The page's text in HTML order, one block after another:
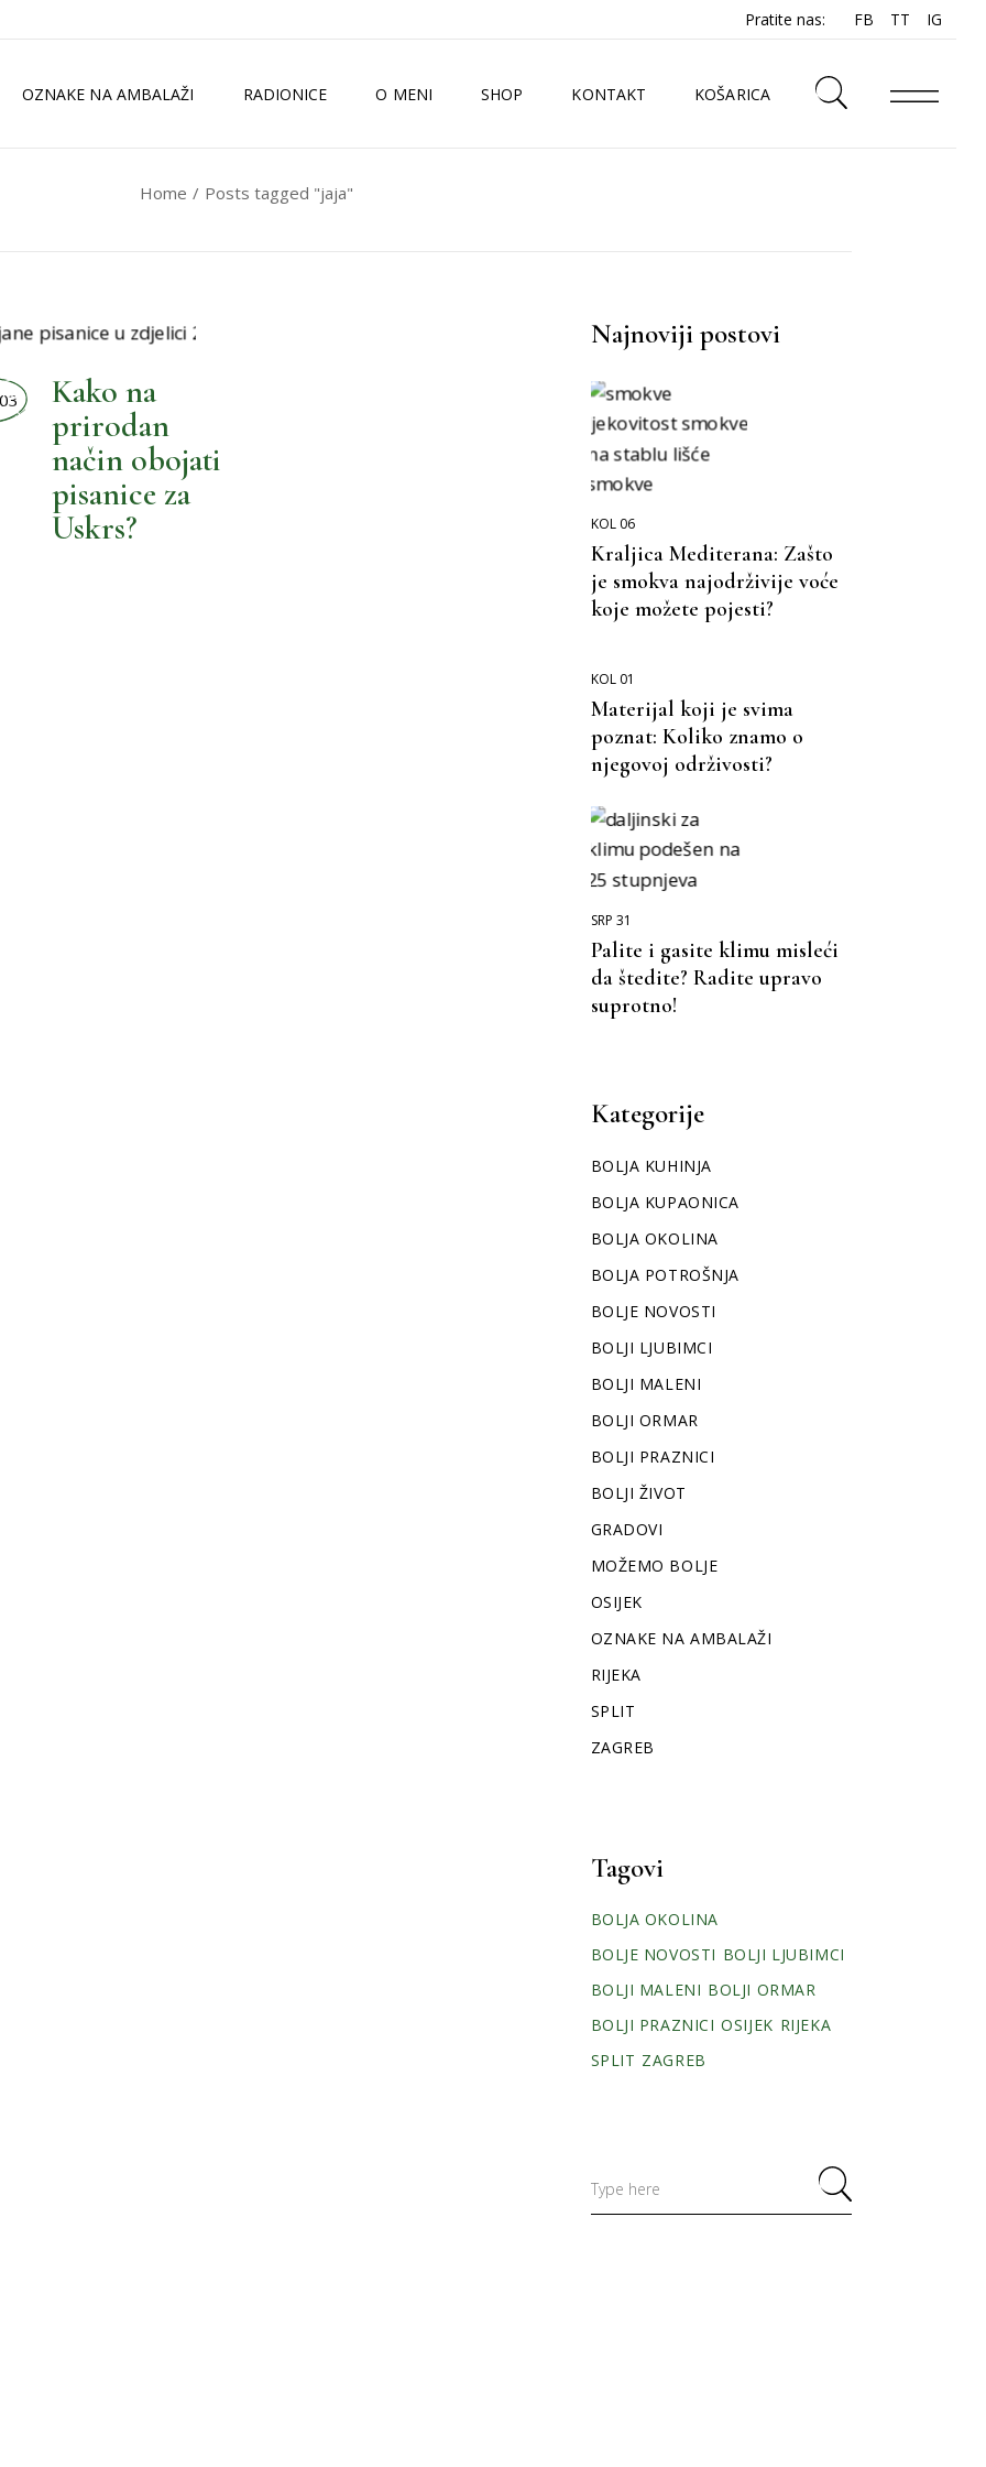
Pratite nas: FB TT IG
OZNAKE NA AMBALAŽI RADIONICE O MENI SHOP KONTAKT KOŠARICA
Home Posts tagged "jaja"
Kako na
prirodan
način obojati
pisanice za
Uskrs?
Najnoviji postovi
KOL 06
Kraljica Mediterana: Zašto
je smokva najodrživije voće
koje možete pojesti?
KOL 01
Materijal koji je svima
poznat: Koliko znamo o
njegovoj održivosti?
SRP 31
Palite i gasite klimu misleći
da štedite? Radite upravo
suprotno!
Kategorije
BOLJA KUHINJA
BOLJA KUPAONICA
BOLJA OKOLINA
BOLJA POTROŠNJA
BOLJE NOVOSTI
BOLJI LJUBIMCI
BOLJI MALENI
BOLJI ORMAR
BOLJI PRAZNICI
BOLJI ŽIVOT
GRADOVI
MOŽEMO BOLJE
OSIJEK
OZNAKE NA AMBALAŽI
RIJEKA
SPLIT
ZAGREB
Tagovi
BOLJA OKOLINA
BOLJE NOVOSTI BOLJI LJUBIMCI
BOLJI MALENI BOLJI ORMAR
BOLJI PRAZNICI OSIJEK RIJEKA
SPLIT ZAGREB
for: